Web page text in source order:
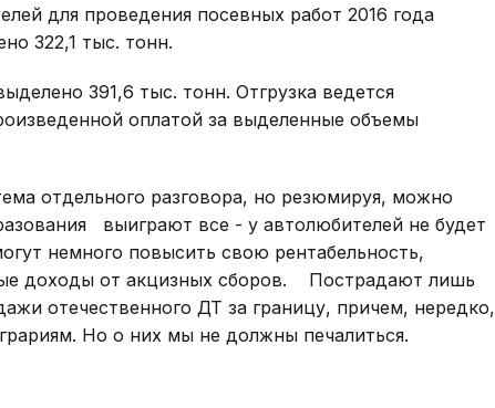
для проведения посевных работ 2016 года
322,1 тыс. тонн.
391,6 тыс. тонн. Отгрузка ведется
оплатой за выделенные объемы
отдельного разговора, но резюмируя, можно
выиграют все - у автолюбителей не будет
немного повысить свою рентабельность,
доходы от акцизных сборов. Пострадают лишь
отечественного ДТ за границу, причем, нередко,
Но о них мы не должны печалиться.